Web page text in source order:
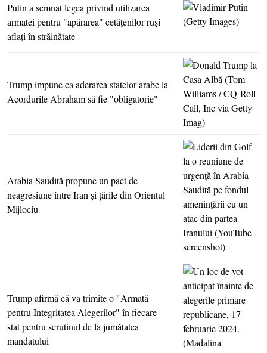
Putin a semnat legea privind utilizarea
armatei pentru "apărarea" cetăţenilor ruşi
aflaţi în străinătate
Trump impune ca aderarea statelor arabe la
Acordurile Abraham să fie "obligatorie"
Arabia Saudită propune un pact de
neagresiune între Iran şi ţările din Orientul
Mijlociu
Trump afirmă că va trimite o "Armată
pentru Integritatea Alegerilor" în fiecare
stat pentru scrutinul de la jumătatea
mandatului